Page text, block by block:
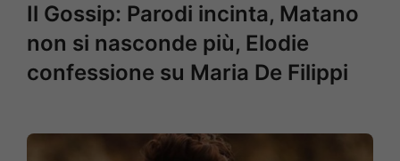
Il Gossip: Parodi incinta, Matano
non si nasconde più, Elodie
confessione su Maria De Filippi